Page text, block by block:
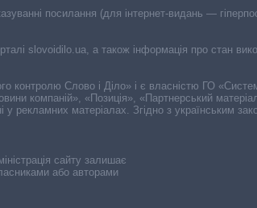
сайту залишає
або авторами
посилання (для інтернет-видань —
slovoidilo.ua, а також інформація про стан
контролю Слово і Діло» і є власністю ГО
компаній», «Позиція», «Партнерський
рекламних матеріалах. Згідно з українським